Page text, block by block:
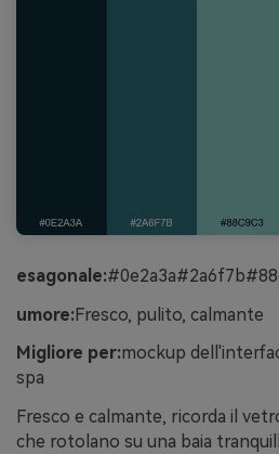
esagonale:
umore:Fresco, pulito, calmante
Migliore per:mockup
spa
Fresco e calmante, ricorda il
che rotolano su una baia